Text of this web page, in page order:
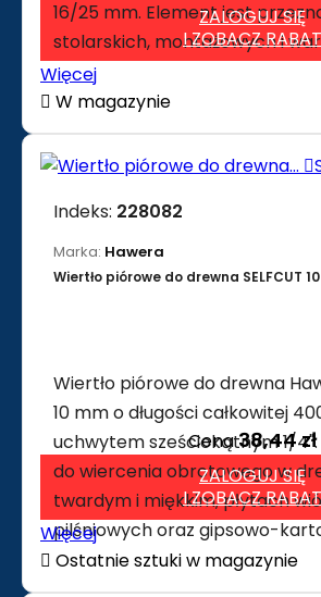
16/25 mm. Element jest
stolarskich, montażowych i
ZALOGUJ SIĘ
I ZOBACZ RABAT
Więcej
 W magazynie

Indeks: 228082
Marka: Hawera
Wiertło piórowe do drewna SELFCUT
Wiertło piórowe do drewna
10 mm o długości całkowitej
uchwytem sześciokątnym 1/
do wiercenia obrotowego w
twardym i miękkim, płytach
pilśniowych oraz gipsowo-
Cena38,44 zł
ZALOGUJ SIĘ
I ZOBACZ RABAT
Więcej
 Ostatnie sztuki w magazynie